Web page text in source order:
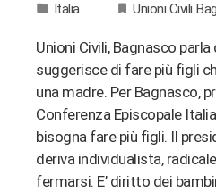
Italia Unioni Civili
Unioni Civili, Bagnasco parla
suggerisce di fare più figli
una madre. Per Bagnasco,
Conferenza Episcopale
bisogna fare più figli. Il
deriva individualista,
fermarsi. E’ diritto dei